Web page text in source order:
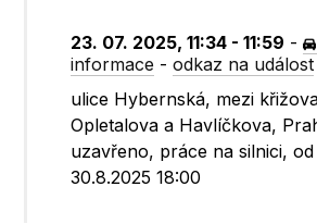
23. 07. 2025, 11:34 - 11:59 -
informace -odkaz na událost
ulice Hybernská, mezi
Opletalova a Havlíčkova,
uzavřeno, práce na silnici, od
30.8.2025 18:00